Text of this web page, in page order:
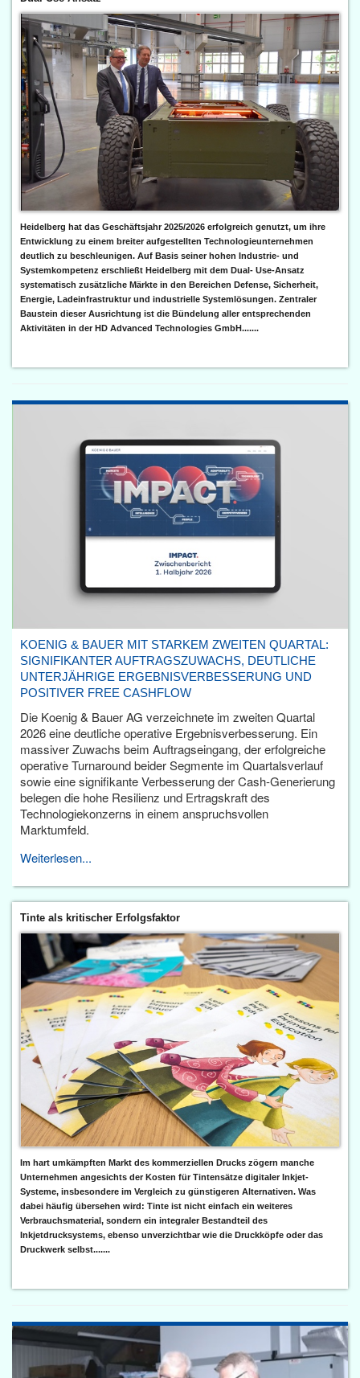
Heidelberg hat das Geschäftsjahr 2025/2026 erfolgreich genutzt, um ihre
Entwicklung zu einem breiter aufgestellten Technologieunternehmen
deutlich zu beschleunigen. Auf Basis seiner hohen Industrie- und
Systemkompetenz erschließt Heidelberg mit dem Dual- Use-Ansatz
systematisch zusätzliche Märkte in den Bereichen Defense, Sicherheit,
Energie, Ladeinfrastruktur und industrielle Systemlösungen. Zentraler
Baustein dieser Ausrichtung ist die Bündelung aller entsprechenden
Aktivitäten in der HD Advanced Technologies GmbH.......
KOENIG & BAUER MIT STARKEM ZWEITEN QUARTAL:
SIGNIFIKANTER AUFTRAGSZUWACHS, DEUTLICHE
UNTERJÄHRIGE ERGEBNISVERBESSERUNG UND
POSITIVER FREE CASHFLOW
Die Koenig & Bauer AG verzeichnete im zweiten Quartal
2026 eine deutliche operative Ergebnisverbesserung. Ein
massiver Zuwachs beim Auftragseingang, der erfolgreiche
operative Turnaround beider Segmente im Quartalsverlauf
sowie eine signifikante Verbesserung der Cash-Generierung
belegen die hohe Resilienz und Ertragskraft des
Technologiekonzerns in einem anspruchsvollen
Marktumfeld.
Weiterlesen...
Tinte als kritischer Erfolgsfaktor
Im hart umkämpften Markt des kommerziellen Drucks zögern manche
Unternehmen angesichts der Kosten für Tintensätze digitaler Inkjet-
Systeme, insbesondere im Vergleich zu günstigeren Alternativen. Was
dabei häufig übersehen wird: Tinte ist nicht einfach ein weiteres
Verbrauchsmaterial, sondern ein integraler Bestandteil des
Inkjetdrucksystems, ebenso unverzichtbar wie die Druckköpfe oder das
Druckwerk selbst.......